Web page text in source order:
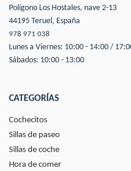
Polígono Los Hostales, nave 2-13
44195 Teruel, España
978 971 038
Lunes a Viernes: 10:00 - 14:00 /
Sábados: 10:00 - 13:00
CATEGORÍAS
Cochecitos
Sillas de paseo
Sillas de coche
Hora de comer